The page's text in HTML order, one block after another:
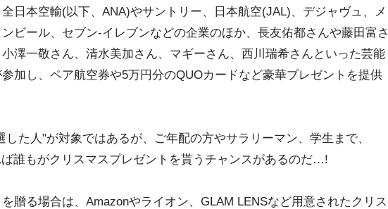
日本空輸(以下、ANA)やサントリー、日本航空(JAL)、デジャヴュ、メ
ビール、セブン-イレブンなどの企業のほか、長友佑都さんや藤田富さ
澤一敬さん、清水美加さん、マギーさん、西川瑞希さんといった芸能
加し、ペア航空券や5万円分のQUOカードなど豪華プレゼントを提供
した人"が対象ではあるが、ご年配の方やサラリーマン、学生まで、
誰もがクリスマスプレゼントを貰うチャンスがあるのだ…!
贈る場合は、Amazonやライオン、GLAM LENSなど用意されたクリス